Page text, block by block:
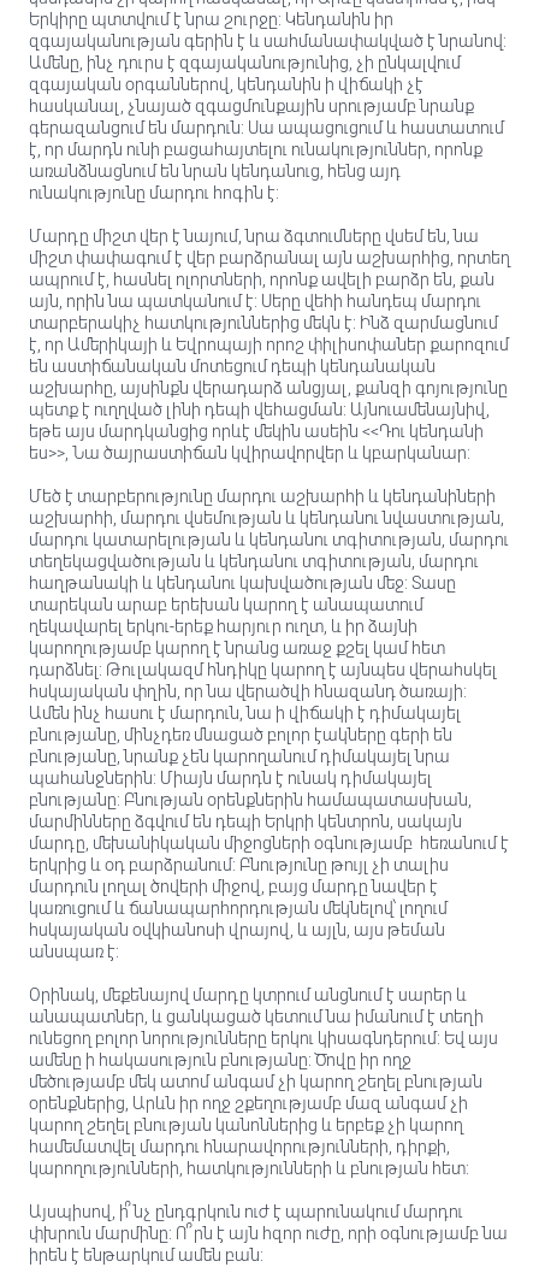
Երկիրը պտտվում է նրա շուրջը: Կենդանին իր
զգայականության գերին է և սահմանափակված է նրանով:
Ամենը, ինչ դուրս է զգայականությունից, չի ընկալվում
զգայական օրգաններով, կենդանին ի վիճակի չէ
հասկանալ, չնայած զգացմունքային սրությամբ նրանք
գերազանցում են մարդուն: Սա ապացուցում և հաստատում
է, որ մարդն ունի բացահայտելու ունակություններ, որոնք
առանձնացնում են նրան կենդանուց, հենց այդ
ունակությունը մարդու հոգին է:
Մարդը միշտ վեր է նայում, նրա ձգտումները վսեմ են, նա
միշտ փափագում է վեր բարձրանալ այն աշխարհից, որտեղ
ապրում է, հասնել ոլորտների, որոնք ավելի բարձր են, քան
այն, որին նա պատկանում է: Սերը վեհի հանդեպ մարդու
տարբերակիչ հատկություններից մեկն է: Ինձ զարմացնում
է, որ Ամերիկայի և Եվրոպայի որոշ փիլիսոփաներ քարոզում
են աստիճանական մոտեցում դեպի կենդանական
աշխարհը, այսինքն վերադարձ անցյալ, քանզի գոյությունը
պետք է ուղղված լինի դեպի վեհացման: Այնուամենայնիվ,
եթե այս մարդկանցից որևէ մեկին ասեին <<Դու կենդանի
ես>>, Նա ծայրաստիճան կվիրավորվեր և կբարկանար:
Մեծ է տարբերությունը մարդու աշխարհի և կենդանիների
աշխարհի, մարդու վսեմության և կենդանու նվաստության,
մարդու կատարելության և կենդանու տգիտության, մարդու
տեղեկացվածության և կենդանու տգիտության, մարդու
հաղթանակի և կենդանու կախվածության մեջ: Տասը
տարեկան արաբ երեխան կարող է անապատում
ղեկավարել երկու-երեք հարյուր ուղտ, և իր ձայնի
կարողությամբ կարող է նրանց առաջ քշել կամ հետ
դարձնել: Թուլակազմ հնդիկը կարող է այնպես վերահսկել
հսկայական փղին, որ նա վերածվի հնազանդ ծառայի:
Ամեն ինչ հասու է մարդուն, նա ի վիճակի է դիմակայել
բնությանը, մինչդեռ մնացած բոլոր էակները գերի են
բնությանը, նրանք չեն կարողանում դիմակայել նրա
պահանջներին: Միայն մարդն է ունակ դիմակայել
բնությանը: Բնության օրենքներին համապատասխան,
մարմինները ձգվում են դեպի Երկրի կենտրոն, սակայն
մարդը, մեխանիկական միջոցների օգնությամբ հեռանում է
երկրից և օդ բարձրանում: Բնությունը թույլ չի տալիս
մարդուն լողալ ծովերի միջով, բայց մարդը նավեր է
կառուցում և ճանապարհորդության մեկնելով՝ լողում
հսկայական օվկիանոսի վրայով, և այլն, այս թեման
անսպառ է:
Օրինակ, մեքենայով մարդը կտրում անցնում է սարեր և
անապատներ, և ցանկացած կետում նա իմանում է տեղի
ունեցող բոլոր նորությունները երկու կիսագնդերում: Եվ այս
ամենը ի հակասություն բնությանը: Ծովը իր ողջ
մեծությամբ մեկ ատոմ անգամ չի կարող շեղել բնության
օրենքներից, Արևն իր ողջ շքեղությամբ մազ անգամ չի
կարող շեղել բնության կանոններից և երբեք չի կարող
համեմատվել մարդու հնարավորությունների, դիրքի,
կարողությունների, հատկությունների և բնության հետ:
Այսպիսով, ի՞նչ ընդգրկուն ուժ է պարունակում մարդու
փխրուն մարմինը: Ո՞րն է այն հզոր ուժը, որի օգնությամբ նա
իրեն է ենթարկում ամեն բան: